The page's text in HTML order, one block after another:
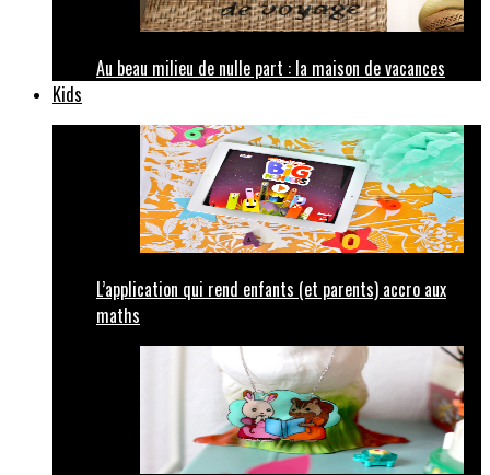
Au beau milieu de nulle part : la maison de vacances
Kids
L’application qui rend enfants (et parents) accro aux
maths